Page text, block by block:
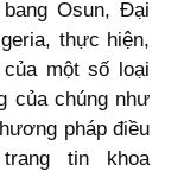
Osun, Đại
thực hiện,
một số loại
của chúng như
pháp điều
tin khoa